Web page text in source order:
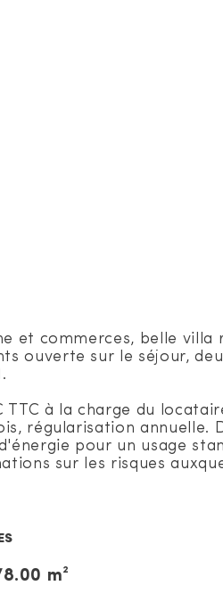
et commerces, belle
ouverte sur le séjour,
TTC à la charge du
régularisation annuelle.
pour un usage
sur les risques
m²